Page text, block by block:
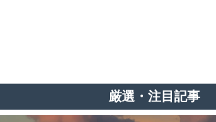
厳選・注目記事